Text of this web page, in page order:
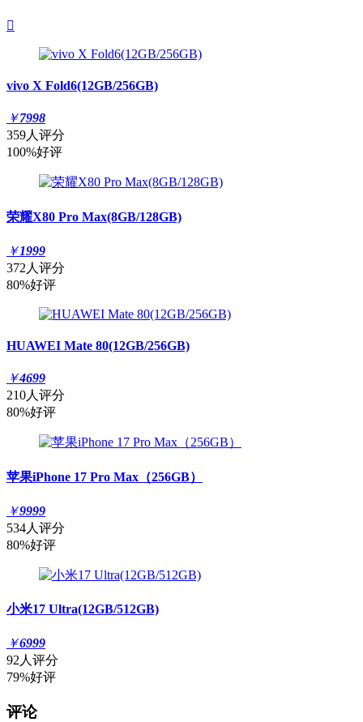

vivo X Fold6(12GB/256GB)
￥7998
359人评分
100%好评
荣耀X80 Pro Max(8GB/128GB)
￥1999
372人评分
80%好评
HUAWEI Mate 80(12GB/256GB)
￥4699
210人评分
80%好评
苹果iPhone 17 Pro Max（256GB）
￥9999
534人评分
80%好评
小米17 Ultra(12GB/512GB)
￥6999
92人评分
79%好评
评论